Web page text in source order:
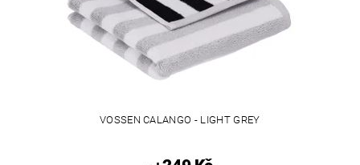
VOSSEN CALANGO - LIGHT GREY